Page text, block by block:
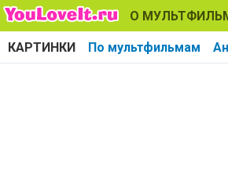
О
КАРТИНКИ По мультфильмам